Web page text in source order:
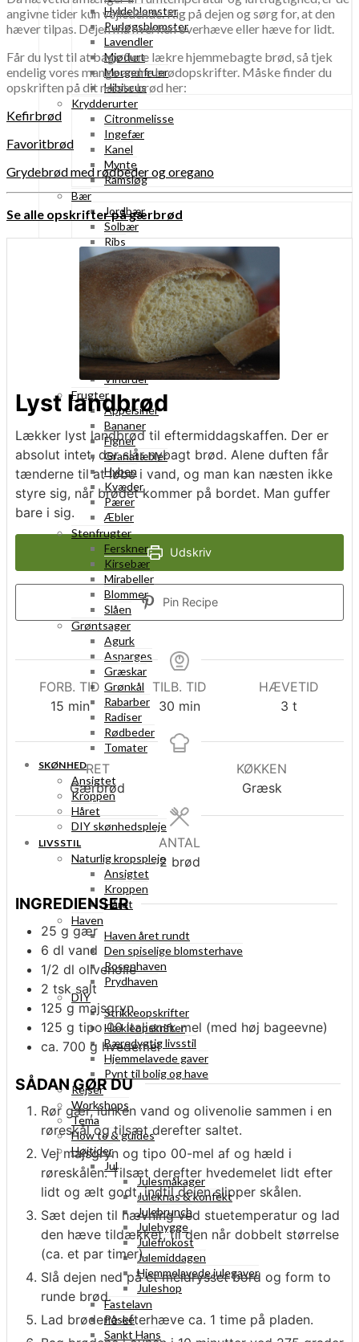
Hyldeblomster
Purløgsblomster
Lavendler
Mjødurt
Morgenfruer
Hibiscus
Krydderurter
Citronmelisse
Ingefær
Kanel
Mynte
Ramsløg
Bær
Jordbær
Solbær
Ribs
Hindbær
Stikkelsbær
Kirsebær
Blåbær
Brombær
Rønnebær
Hyldebær
Tranebær
Vindruer
Frugter
Appelsiner
Bananer
Figner
Granatæbler
Hyben
Kvæder
Pærer
Æbler
Stenfrugter
Ferskner
Kirsebær
Mirabeller
Blommer
Slåen
Grøntsager
Agurk
Asparges
Græskar
Grønkål
Rabarber
Radiser
Rødbeder
Tomater
SKØNHED
Ansigtet
Kroppen
Håret
DIY skønhedspleje
LIVSSTIL
Naturlig kropspleje
Ansigtet
Kroppen
Håret
Haven
Haven året rundt
Den spiselige blomsterhave
Rosenhaven
Prydhaven
DIY
Strikkeopskrifter
Hækleopskrifter
Bæredygtig livsstil
Hjemmelavede gaver
Pynt til bolig og have
Rejser
Workshops
Tema
How to & guides
Højtider
Jul
Julesmåkager
Juleknas & konfekt
Julebrunch
Julehygge
Julefrokost
Julemiddagen
Hjemmelavede julegaver
Juleshop
Fastelavn
Påske
Sankt Hans
angivne tider kun vejledende. Kig på dejen og sørg for, at den
hæver tilpas. Dejen må hverken overhæve eller hæve for lidt.
Får du lyst til at bage flere lækre hjemmebagte brød, så tjek
endelig vores mange andre brødopskrifter. Måske finder du
opskriften på dit næste brød her:
Kefirbrød
Favoritbrød
Grydebrød med rødbeder og oregano
Se alle opskrifter på gærbrød
Lyst landbrød
Lækker lyst landbrød til eftermiddagskaffen. Der er
absolut intet, der slår nybagt brød. Alene duften får
tænderne til at løbe i vand, og man kan næsten ikke
styre sig, når brødet kommer på bordet. Man guffer
bare i sig.
Udskriv
Pin Recipe
FORB. TID
15minutter
min
TILB. TID
30 minutter
min
HÆVETID
3 timer
t
RET
Gærbrød
KØKKEN
Græsk
ANTAL
2 brød
INGREDIENSER
25 g gær
6 dl vand
1/2 dl olivenolie
2 tsk salt
125 g majsgryn
125 g tipo 00 italiensk mel (med høj bageevne)
ca. 700 g hvedemel
SÅDAN GØR DU
Rør gær, lunken vand og olivenolie sammen i en
røreskål og tilsæt derefter saltet.
Vej majsgryn og tipo 00-mel af og hæld i
røreskålen. Tilsæt derefter hvedemelet lidt efter
lidt og ælt godt, indtil dejen slipper skålen.
Sæt dejen til hævning ved stuetemperatur og lad
den hæve tildækket, til den når dobbelt størrelse
(ca. et par timer).
Slå dejen ned på et meldrysset bord og form to
runde brød.
Lad brødene efterhæve ca. 1 time på pladen.